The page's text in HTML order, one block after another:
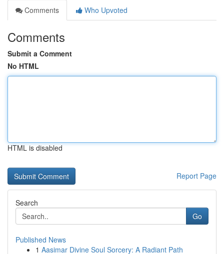
Comments
Who Upvoted
Comments
Submit a Comment
No HTML
HTML is disabled
Report Page
Search
Go
Published News
1 Aasimar Divine Soul Sorcery: A Radiant Path